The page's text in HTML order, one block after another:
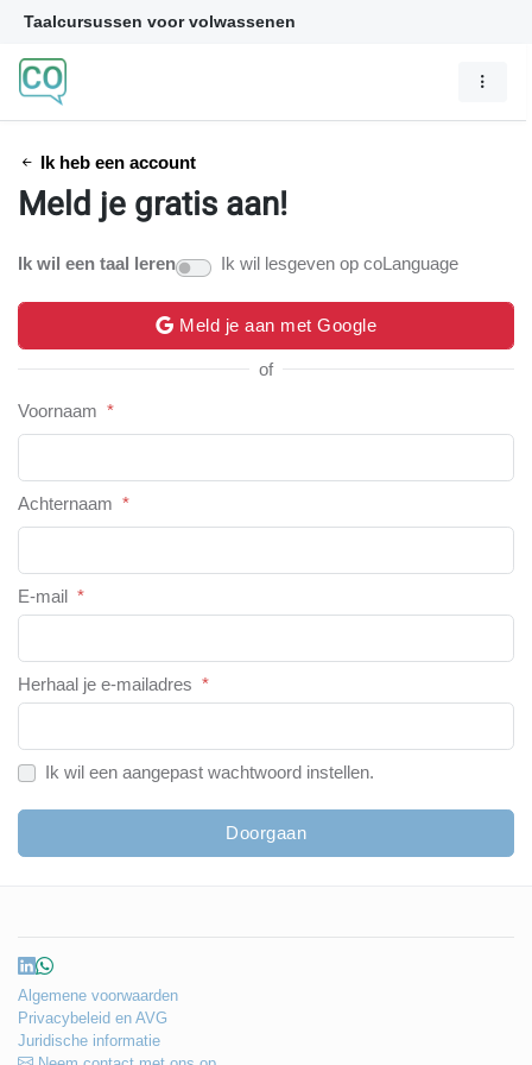
Taalcursussen voor volwassenen
Ik heb een account
Meld je gratis aan!
Ik wil een taal leren Ik wil lesgeven op coLanguage
Meld je aan met Google
of
Voornaam *
Achternaam *
E-mail *
Herhaal je e-mailadres *
Ik wil een aangepast wachtwoord instellen.
Doorgaan
Algemene voorwaarden
Privacybeleid en AVG
Juridische informatie